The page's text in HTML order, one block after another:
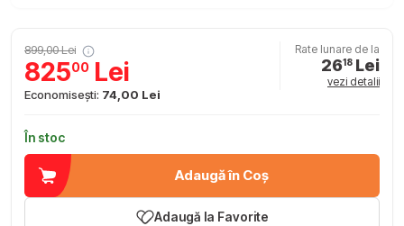
899,00 Lei
82500 Lei
Economisești: 74,00 Lei
Rate lunare de la
2618 Lei
vezi detalii
În stoc
Adaugă în Coș
Adaugă la Favorite